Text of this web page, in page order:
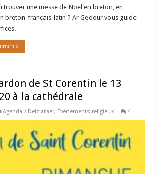
trouver une messe de Noël en breton, en
breton-français-latin ? Ar Gedour vous guide
»
de St Corentin le 13
à la cathédrale
Agenda / Deiziataer, Événements religieux 4